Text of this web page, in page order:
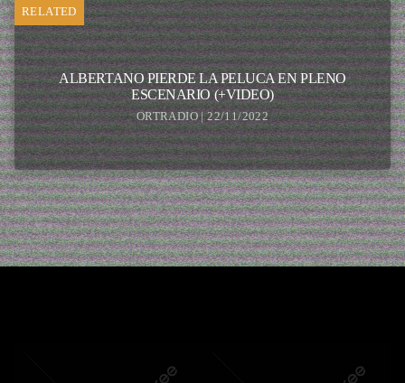
RELATED
ALBERTANO PIERDE LA PELUCA EN PLENO
ESCENARIO (+VIDEO)
ORTRADIO | 22/11/2022